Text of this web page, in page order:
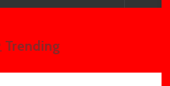
Trending